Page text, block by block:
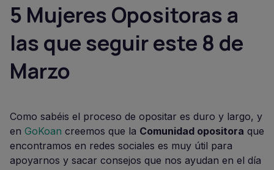
5 Mujeres Opositoras a
las que seguir este 8 de
Marzo
Como sabéis el proceso de opositar es duro y largo, y
en GoKoan creemos que la Comunidad opositora que
encontramos en redes sociales es muy útil para
apoyarnos y sacar consejos que nos ayudan en el día